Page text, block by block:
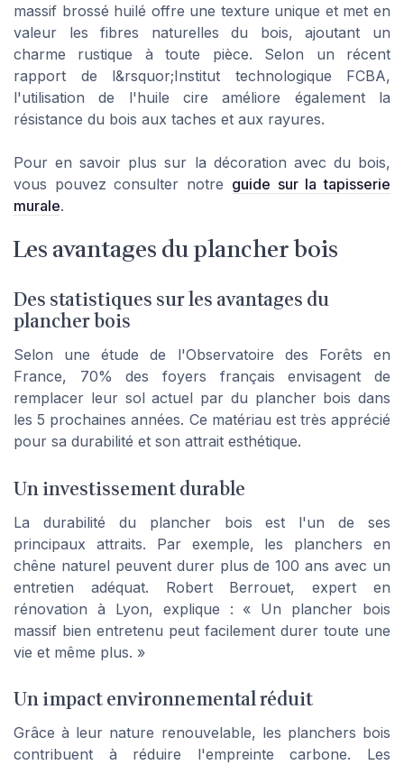
massif brossé huilé offre une texture unique et met en
valeur les fibres naturelles du bois, ajoutant un
charme rustique à toute pièce. Selon un récent
rapport de l&rsquor;Institut technologique FCBA,
l'utilisation de l'huile cire améliore également la
résistance du bois aux taches et aux rayures.
Pour en savoir plus sur la décoration avec du bois,
vous pouvez consulter notre guide sur la tapisserie
murale.
Les avantages du plancher bois
Des statistiques sur les avantages du
plancher bois
Selon une étude de l'Observatoire des Forêts en
France, 70% des foyers français envisagent de
remplacer leur sol actuel par du plancher bois dans
les 5 prochaines années. Ce matériau est très apprécié
pour sa durabilité et son attrait esthétique.
Un investissement durable
La durabilité du plancher bois est l'un de ses
principaux attraits. Par exemple, les planchers en
chêne naturel peuvent durer plus de 100 ans avec un
entretien adéquat. Robert Berrouet, expert en
rénovation à Lyon, explique : « Un plancher bois
massif bien entretenu peut facilement durer toute une
vie et même plus. »
Un impact environnemental réduit
Grâce à leur nature renouvelable, les planchers bois
contribuent à réduire l'empreinte carbone. Les